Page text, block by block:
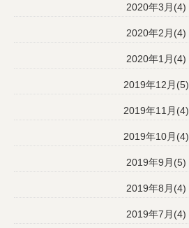
2020年3月(4)
2020年2月(4)
2020年1月(4)
2019年12月(5)
2019年11月(4)
2019年10月(4)
2019年9月(5)
2019年8月(4)
2019年7月(4)